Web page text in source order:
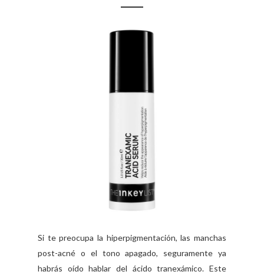
Si te preocupa la hiperpigmentación, las manchas
post-acné o el tono apagado, seguramente ya
habrás oído hablar del ácido tranexámico. Este